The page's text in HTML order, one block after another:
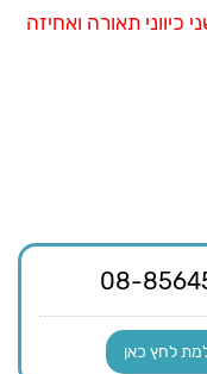
תאורה ואחיזה
לחץ כאן